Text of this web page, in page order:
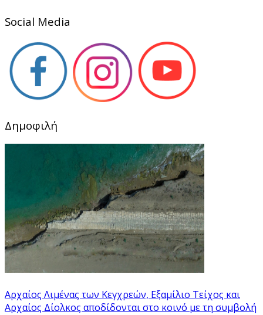
Social Media
Δημοφιλή
Αρχαίος Λιμένας των Κεγχρεών, Εξαμίλιο Τείχος και
Aρχαίος Δίολκος αποδίδονται στο κοινό με τη συμβολή